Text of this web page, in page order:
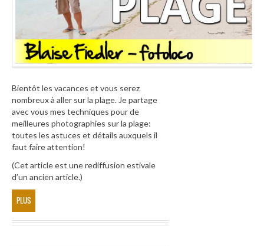
Bientôt les vacances et vous serez
nombreux à aller sur la plage. Je partage
avec vous mes techniques pour de
meilleures photographies sur la plage:
toutes les astuces et détails auxquels il
faut faire attention!
(Cet article est une rediffusion estivale
d’un ancien article.)
PLUS